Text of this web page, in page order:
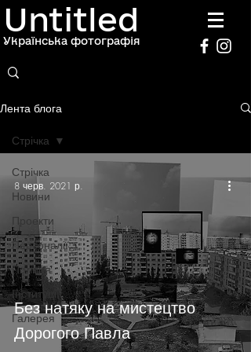
Untitled
Українська фотографія
Лента блога
Стрічка
Новини
Проекти
Персоналії
Полиця
Інституції
Галерея
Стрічка
Без натяку на мистецтво
Дорогого Павла
8 черв. 2021 р.